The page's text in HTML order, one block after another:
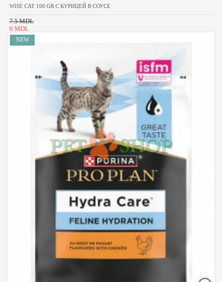
WISE CAT 100 GR С КУРИЦЕЙ В СОУСЕ
7.5 MDL
6 MDL